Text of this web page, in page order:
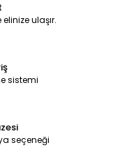
ulaşır.
sistemi
seçeneği